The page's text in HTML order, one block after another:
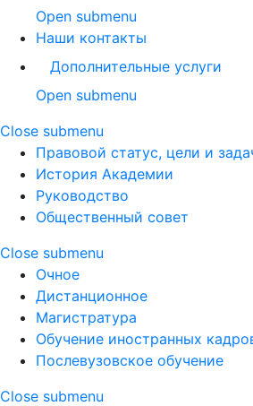
Open submenu
Наши контакты
Дополнительные услуги
Open submenu
Close submenu
Правовой статус, цели и
История Академии
Руководство
Общественный совет
Close submenu
Очное
Дистанционное
Магистратура
Обучение иностранных
Послевузовское обучение
Close submenu